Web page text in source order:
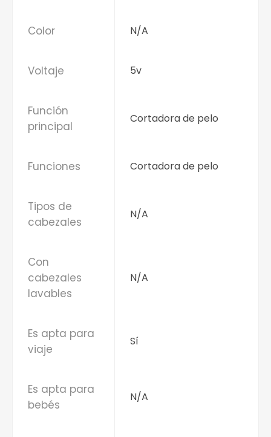
Color N/A
Voltaje 5v
Función
principal
Cortadora de pelo
Funciones Cortadora de pelo
Tipos de
cabezales
N/A
Con
cabezales
lavables
N/A
Es apta para
viaje
Sí
Es apta para
bebés
N/A